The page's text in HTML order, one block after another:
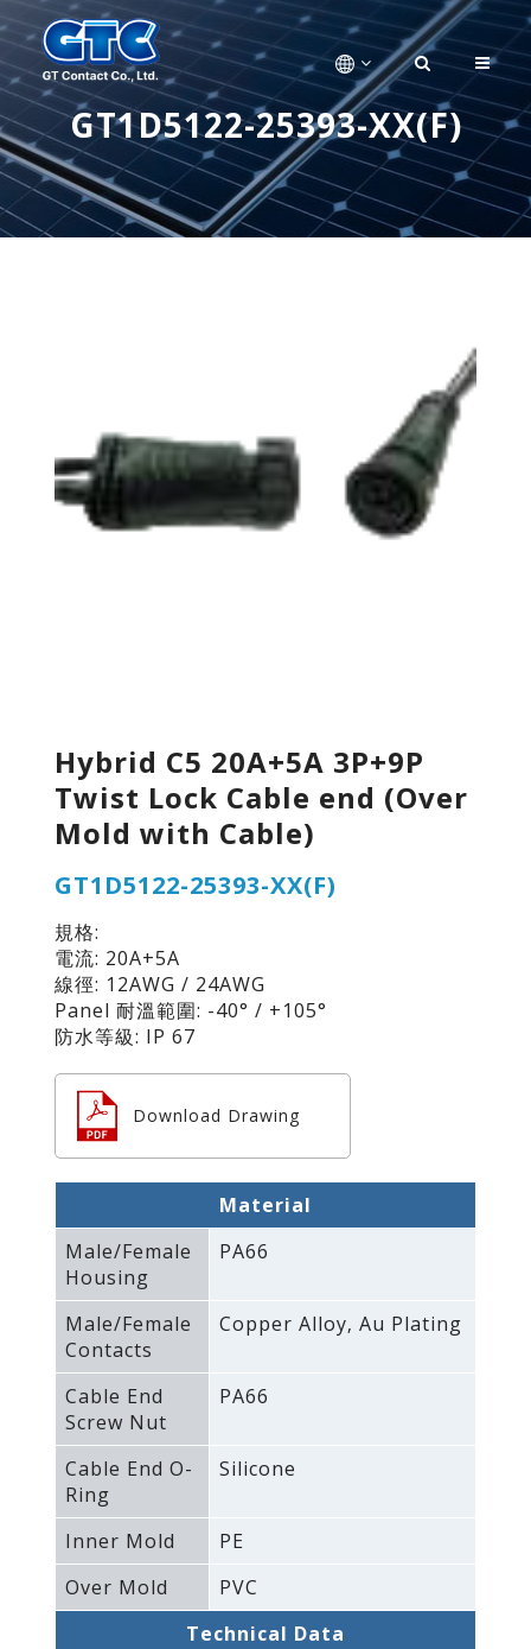
GT1D5122-25393-XX(F)
Hybrid C5 20A+5A 3P+9P
Twist Lock Cable end (Over
Mold with Cable)
GT1D5122-25393-XX(F)
規格:
電流: 20A+5A
線徑: 12AWG / 24AWG
Panel 耐溫範圍: -40° / +105°
防水等級: IP 67
Download Drawing
Material
Male/Female
Housing
PA66
Male/Female
Contacts
Copper Alloy‚ Au Plating
Cable End
Screw Nut
PA66
Cable End O-
Ring
Silicone
Inner Mold
PE
Over Mold
PVC
Technical Data